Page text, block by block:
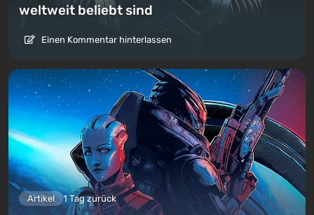
weltweit beliebt sind
Einen Kommentar hinterlassen
Artikel 1 Tag zurück